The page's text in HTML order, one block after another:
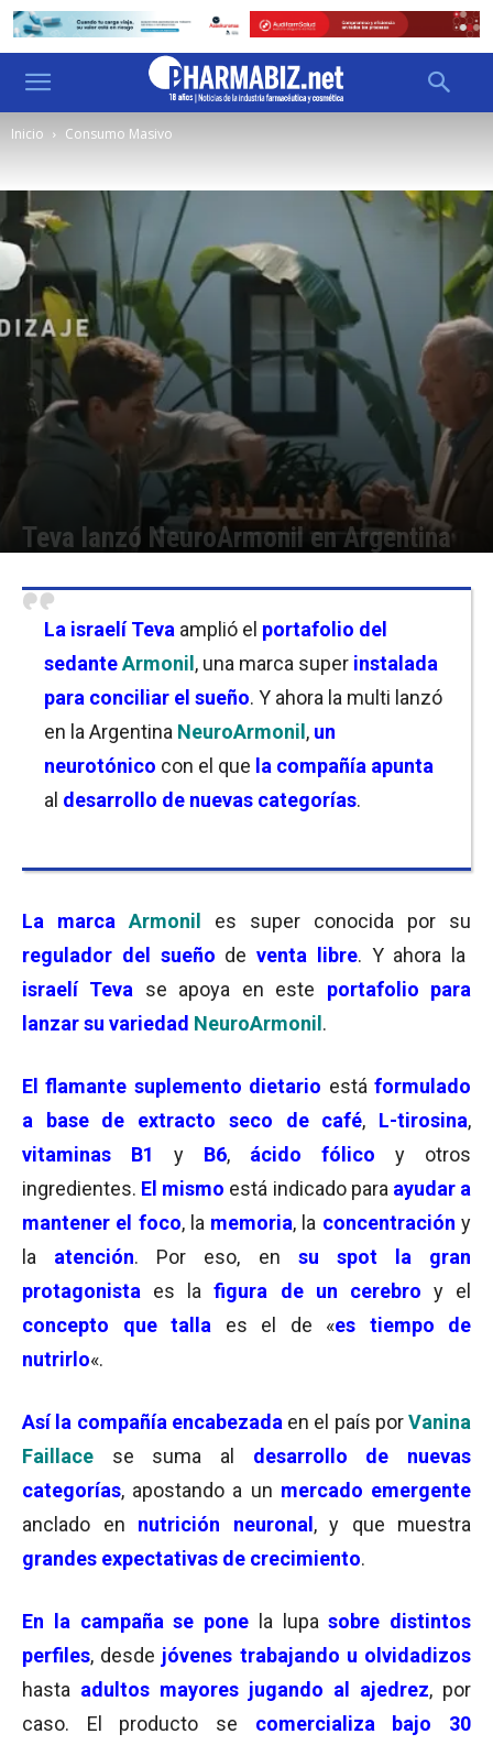
Inicio Consumo Masivo
Teva lanzó NeuroArmonil en Argentina
La israelí Teva amplió el portafolio del
sedanteArmonil , una marca super instalada
para conciliar el sueño. Y ahora la multi lanzó
en la Argentina NeuroArmonil , un
neurotónico con el que la compañía apunta
al desarrollo de nuevas categorías.
La marca Armonil
es super conocida por su
regulador del sueño de venta libre. Y ahora la
israelí Teva se apoya en este portafolio para
lanzar su variedad NeuroArmonil .
El flamante suplemento dietario estáformulado
a base de extracto seco de café, L-tirosina,
vitaminas B1
y B6, ácido fólico y otros
ingredientes. El mismo está indicado para ayudar a
mantener el foco, la memoria, la concentración y
la atención. Por eso, en su spot la gran
protagonista es la figura de un cerebro y el
concepto que talla
es el de «es tiempo de
nutrirlo«.
Así la compañía encabezada en el país porVanina
Faillace
se suma al desarrollo de nuevas
categorías, apostando a un mercado emergente
anclado en nutrición neuronal , y que muestra
grandes expectativas de crecimiento.
En la campaña se pone la lupasobre distintos
perfiles, desde jóvenes trabajando u olvidadizos
hasta adultos mayores jugando al ajedrez, por
caso. El producto se comercializa bajo 30